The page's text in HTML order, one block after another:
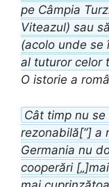
pe Câmpia
Viteazul) sau
(acolo unde se
al tuturor celor
O istorie a
Cât timp nu
rezonabilă[”] a
Germania nu
cooperări